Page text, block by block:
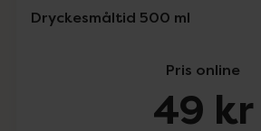
Dryckesmåltid 500 ml
Pris online
49 kr